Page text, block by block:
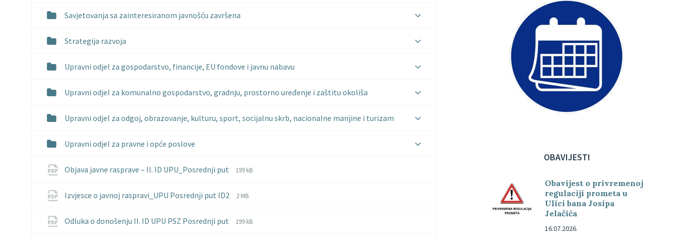
Savjetovanja sa zainteresiranom javnošću završena
Strategija razvoja
Upravni odjel za gospodarstvo, financije, EU fondove i javnu nabavu
Upravni odjel za komunalno gospodarstvo, gradnju, prostorno uređenje i zaštitu okoliša
Upravni odjel za odgoj, obrazovanje, kulturu, sport, socijalnu skrb, nacionalne manjine i turizam
Upravni odjel za pravne i opće poslove
Objava javne rasprave – II. ID UPU_Posrednji put
File
File
199 kB
Izvjesce o javnoj raspravi_UPU Posrednji put ID2
File
File
2 MB
Odluka o donošenju II. ID UPU PSZ Posrednji put
File
File
199 kB
OBAVIJESTI
Obavijest o privremenoj
regulaciji prometa u
Ulici bana Josipa
Jelačića
16.07.2026.